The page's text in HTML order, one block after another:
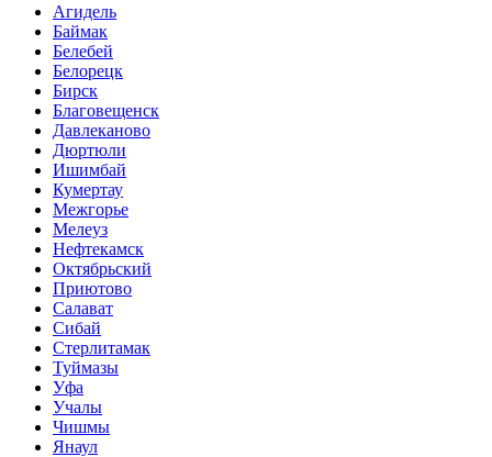
Агидель
Баймак
Белебей
Белорецк
Бирск
Благовещенск
Давлеканово
Дюртюли
Ишимбай
Кумертау
Межгорье
Мелеуз
Нефтекамск
Октябрьский
Приютово
Салават
Сибай
Стерлитамак
Туймазы
Уфа
Учалы
Чишмы
Янаул